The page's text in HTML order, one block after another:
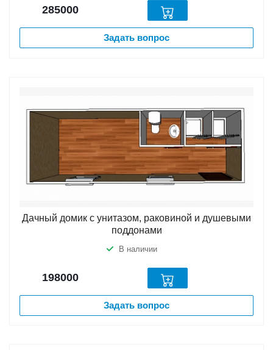
285000
Задать вопрос
Дачный домик с унитазом, раковиной и душевыми
поддонами
В наличии
198000
Задать вопрос